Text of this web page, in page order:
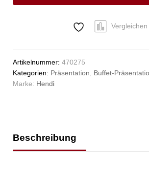
HENDI,
395x430x(H)290mm
Anzahl
Vergleichen
Artikelnummer:470275
Kategorien: Präsentation
Buffet-
Marke: Hendi
Beschreibung